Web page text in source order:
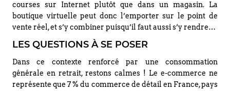
courses sur Internet plutôt que dans un magasin. La
boutique virtuelle peut donc l’emporter sur le point de
vente réel, et s’y combiner puisqu’il faut aussi s’y rendre…
LES QUESTIONS À SE POSER
Dans ce contexte renforcé par une consommation
générale en retrait, restons calmes ! Le e-commerce ne
représente que 7 % du commerce de détail en France, pays